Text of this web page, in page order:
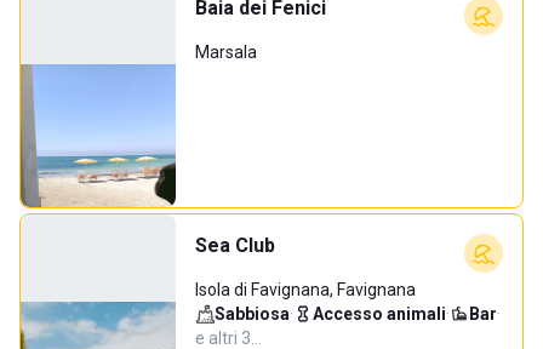
Baia dei Fenici
Marsala
Sea Club
Isola di Favignana, Favignana
Sabbiosa· Accesso animali· Bar·
e altri 3…